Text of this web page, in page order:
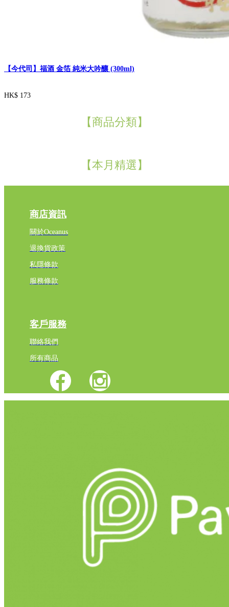
【今代司】福酒 金箔 純米大吟釀 (300ml)
HK$ 173
【商品分類】
【本月精選】
商店資訊
關於Oceanus
退換貨政策
私隱條款
服務條款
客戶服務
聯絡我們
所有商品